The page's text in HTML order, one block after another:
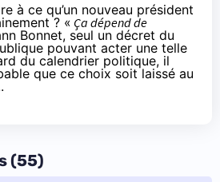
à ce qu’un nouveau président
? « Ça dépend de
Bonnet, seul un décret du
pouvant acter une telle
du calendrier politique, il
que ce choix soit laissé au
(55)